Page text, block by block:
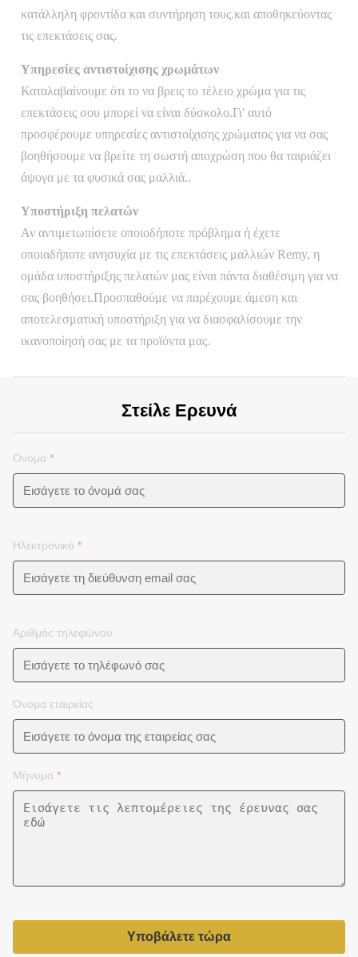
κατάλληλη φροντίδα και συντήρηση τους.και αποθηκεύοντας
τις επεκτάσεις σας.
Υπηρεσίες αντιστοίχισης χρωμάτων
Καταλαβαίνουμε ότι το να βρεις το τέλειο χρώμα για τις
επεκτάσεις σου μπορεί να είναι δύσκολο.Γι' αυτό
προσφέρουμε υπηρεσίες αντιστοίχισης χρώματος για να σας
βοηθήσουμε να βρείτε τη σωστή αποχρώση που θα ταιριάζει
άψογα με τα φυσικά σας μαλλιά..
Υποστήριξη πελατών
Αν αντιμετωπίσετε οποιοδήποτε πρόβλημα ή έχετε
οποιαδήποτε ανησυχία με τις επεκτάσεις μαλλιών Remy, η
ομάδα υποστήριξης πελατών μας είναι πάντα διαθέσιμη για να
σας βοηθήσει.Προσπαθούμε να παρέχουμε άμεση και
αποτελεσματική υποστήριξη για να διασφαλίσουμε την
ικανοποίησή σας με τα προϊόντα μας.
Στείλε Ερευνά
Ονομα *
Ηλεκτρονικό *
Αριθμός τηλεφώνου
Όνομα εταιρείας
Μήνυμα *
Υποβάλετε τώρα